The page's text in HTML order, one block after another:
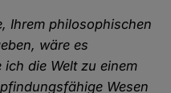
Ihrem philosophischen
wäre es
die Welt zu einem
Wesen